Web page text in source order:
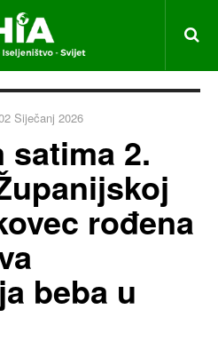
Siječanj 2026
2.
rođena
beba u